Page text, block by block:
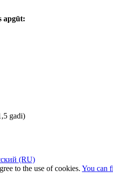
apgūt:
gadi)
(RU)
to the use of cookies. You can